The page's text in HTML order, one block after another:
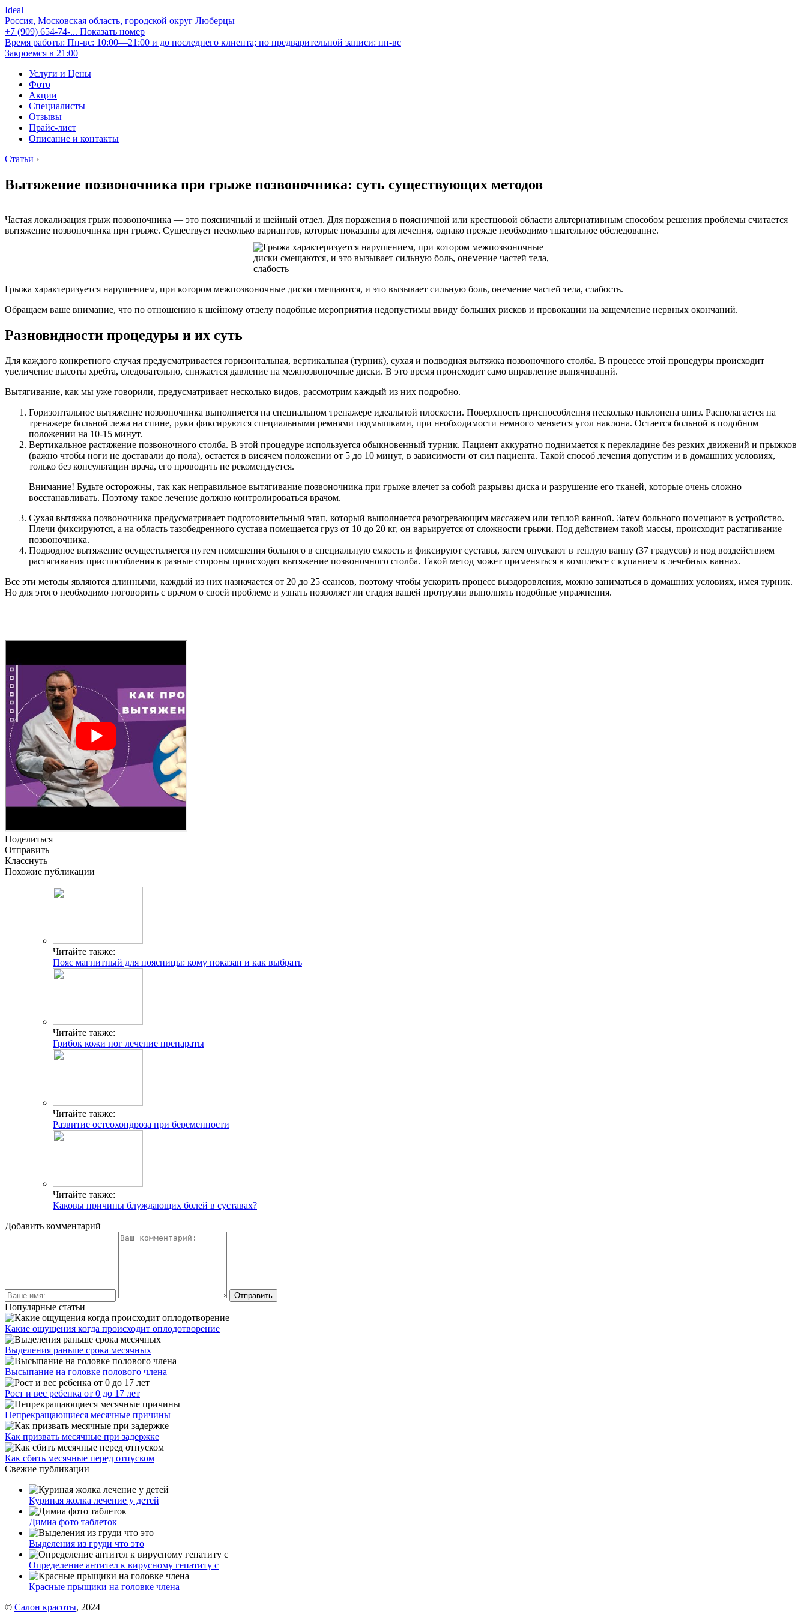
Ideal
Россия, Московская область, городской округ Люберцы
+7 (909) 654-74-... Показать номер
Время работы: Пн-вс: 10:00—21:00 и до последнего клиента; по предварительной записи: пн-вс
Закроемся в 21:00
Услуги и Цены
Фото
Акции
Специалисты
Отзывы
Прайс-лист
Описание и контакты
Статьи ›
Вытяжение позвоночника при грыже позвоночника: суть существующих методов
Частая локализация грыж позвоночника — это поясничный и шейный отдел. Для поражения в поясничной или крестцовой области альтернативным способом решения проблемы считается
вытяжение позвоночника при грыже. Существует несколько вариантов, которые показаны для лечения, однако прежде необходимо тщательное обследование.
Грыжа характеризуется нарушением, при котором межпозвоночные диски смещаются, и это вызывает сильную боль, онемение частей тела, слабость.
Обращаем ваше внимание, что по отношению к шейному отделу подобные мероприятия недопустимы ввиду больших рисков и провокации на защемление нервных окончаний.
Разновидности процедуры и их суть
Для каждого конкретного случая предусматривается горизонтальная, вертикальная (турник), сухая и подводная вытяжка позвоночного столба. В процессе этой процедуры происходит
увеличение высоты хребта, следовательно, снижается давление на межпозвоночные диски. В это время происходит само вправление выпячиваний.
Вытягивание, как мы уже говорили, предусматривает несколько видов, рассмотрим каждый из них подробно.
Горизонтальное вытяжение позвоночника выполняется на специальном тренажере идеальной плоскости. Поверхность приспособления несколько наклонена вниз. Располагается на
тренажере больной лежа на спине, руки фиксируются специальными ремнями подмышками, при необходимости немного меняется угол наклона. Остается больной в подобном
положении на 10-15 минут.
Вертикальное растяжение позвоночного столба. В этой процедуре используется обыкновенный турник. Пациент аккуратно поднимается к перекладине без резких движений и прыжков
(важно чтобы ноги не доставали до пола), остается в висячем положении от 5 до 10 минут, в зависимости от сил пациента. Такой способ лечения допустим и в домашних условиях,
только без консультации врача, его проводить не рекомендуется.
Внимание! Будьте осторожны, так как неправильное вытягивание позвоночника при грыже влечет за собой разрывы диска и разрушение его тканей, которые очень сложно
восстанавливать. Поэтому такое лечение должно контролироваться врачом.
Сухая вытяжка позвоночника предусматривает подготовительный этап, который выполняется разогревающим массажем или теплой ванной. Затем больного помещают в устройство.
Плечи фиксируются, а на область тазобедренного сустава помещается груз от 10 до 20 кг, он варьируется от сложности грыжи. Под действием такой массы, происходит растягивание
позвоночника.
Подводное вытяжение осуществляется путем помещения больного в специальную емкость и фиксируют суставы, затем опускают в теплую ванну (37 градусов) и под воздействием
растягивания приспособления в разные стороны происходит вытяжение позвоночного столба. Такой метод может применяться в комплексе с купанием в лечебных ваннах.
Все эти методы являются длинными, каждый из них назначается от 20 до 25 сеансов, поэтому чтобы ускорить процесс выздоровления, можно заниматься в домашних условиях, имея турник.
Но для этого необходимо поговорить с врачом о своей проблеме и узнать позволяет ли стадия вашей протрузии выполнять подобные упражнения.
Поделиться
Отправить
Класснуть
Похожие публикации
Читайте также:
Пояс магнитный для поясницы: кому показан и как выбрать
Читайте также:
Грибок кожи ног лечение препараты
Читайте также:
Развитие остеохондроза при беременности
Читайте также:
Каковы причины блуждающих болей в суставах?
Добавить комментарий
Популярные статьи
Какие ощущения когда происходит оплодотворение
Выделения раньше срока месячных
Высыпание на головке полового члена
Рост и вес ребенка от 0 до 17 лет
Непрекращающиеся месячные причины
Как призвать месячные при задержке
Как сбить месячные перед отпуском
Свежие публикации
Куриная жолка лечение у детей
Димиа фото таблеток
Выделения из груди что это
Определение антител к вирусному гепатиту с
Красные прыщики на головке члена
© Салон красоты, 2024